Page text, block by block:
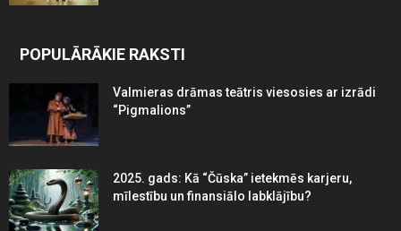
POPULĀRĀKIE RAKSTI
Valmieras drāmas teātris viesosies ar izrādi
“Pigmalions”
2025. gads: Kā “Čūska” ietekmēs karjeru,
mīlestību un finansiālo labklājību?